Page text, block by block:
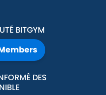
BITGYM
DES